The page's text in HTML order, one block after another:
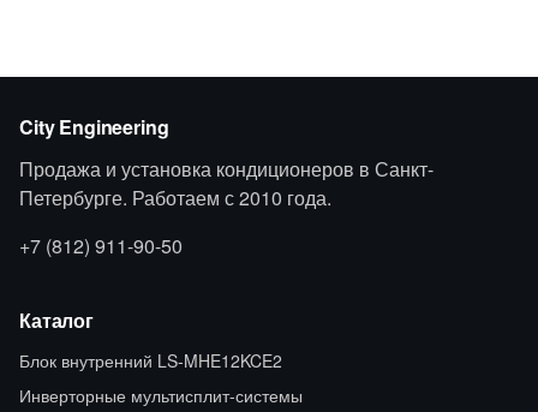
City Engineering
Продажа и установка кондиционеров в Санкт-
Петербурге. Работаем с 2010 года.
+7 (812) 911-90-50
Каталог
Блок внутренний LS-MHE12KCE2
Инверторные мультисплит-системы